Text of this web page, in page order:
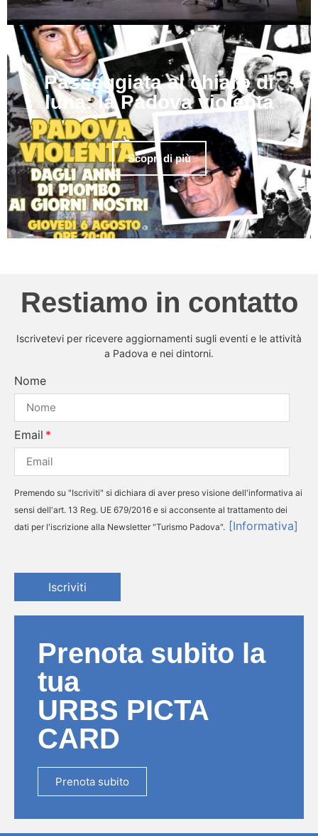
Passeggiata al chiaro di
luna: la Padova violenta
Scopri di più
Restiamo in contatto
Iscrivetevi per ricevere aggiornamenti sugli eventi e le attività
a Padova e nei dintorni.
Nome
Email
Premendo su "Iscriviti" si dichiara di aver preso visione dell'informativa ai
sensi dell'art. 13 Reg. UE 679/2016 e si acconsente al trattamento dei
dati per l'iscrizione alla Newsletter "Turismo Padova". [Informativa]
Iscriviti
Prenota subito la
tua
URBS PICTA
CARD
Prenota subito